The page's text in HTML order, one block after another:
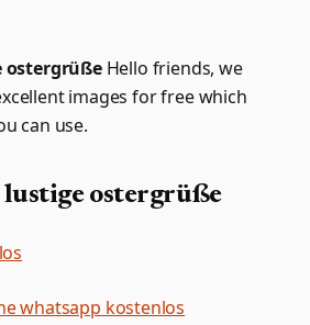
ostergrüße Hello friends, we
images for free which
can use.
ostergrüße